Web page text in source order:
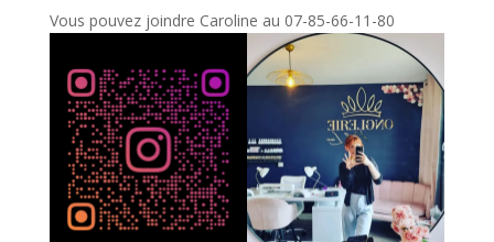
Vous pouvez joindre Caroline au 07-85-66-11-80